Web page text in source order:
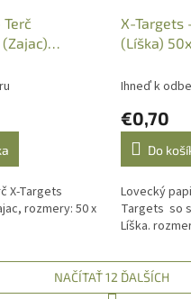
X-Targets
rozmery: 50 x
X-Targets
(Líška)
Ihneď k
€0,70
Do
Lovecký
Targets so
Líška.
NAČÍTAŤ 12 ĎALŠÍCH